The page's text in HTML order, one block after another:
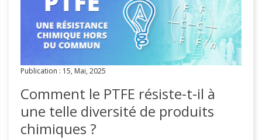
Publication : 15, Mai, 2025
Comment le PTFE résiste-t-il à
une telle diversité de produits
chimiques ?